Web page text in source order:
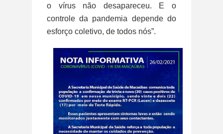
o vírus não desapareceu. E o
controle da pandemia depende do
esforço coletivo, de todos nós”.